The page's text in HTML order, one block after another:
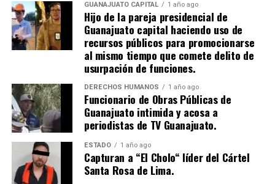
GUANAJUATO CAPITAL 1 año ago
Hijo de la pareja presidencial de
Guanajuato capital haciendo uso de
recursos públicos para promocionarse
al mismo tiempo que comete delito de
usurpación de funciones.
DERECHOS HUMANOS 1 año ago
Funcionario de Obras Públicas de
Guanajuato intimida y acosa a
periodistas de TV Guanajuato.
ESTADO 1 año ago
Capturan a “El Cholo“ líder del Cártel
Santa Rosa de Lima.